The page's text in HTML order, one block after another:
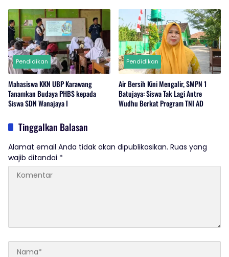
Pendidikan
Mahasiswa KKN UBP Karawang
Tanamkan Budaya PHBS kepada
Siswa SDN Wanajaya I
Pendidikan
Air Bersih Kini Mengalir, SMPN 1
Batujaya: Siswa Tak Lagi Antre
Wudhu Berkat Program TNI AD
Tinggalkan Balasan
Alamat email Anda tidak akan dipublikasikan. Ruas yang
wajib ditandai *